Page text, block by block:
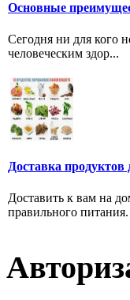
Основные
Сегодня ни для кого
человеческим здор...
Доставка продуктов
Доставить к вам на
правильного